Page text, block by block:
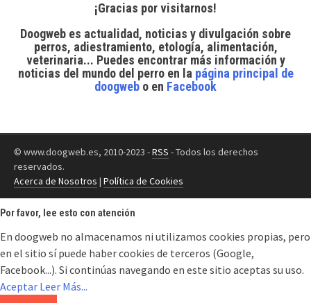
¡Gracias por visitarnos!
Doogweb es actualidad, noticias y divulgación sobre
perros, adiestramiento, etología, alimentación,
veterinaria... Puedes encontrar más información y
noticias del mundo del perroen la página principal de
doogweb o en Facebook
© www.doogweb.es, 2010-2023 -RSS - Todos los derechos
reservados.
Acerca de Nosotros | Política de Cookies
Por favor, lee esto con atención
En doogweb no almacenamos ni utilizamos cookies propias, pero
en el sitio sí puede haber cookies de terceros (Google,
Facebook...). Si continúas navegando en este sitio aceptas su uso.
Aceptar Leer Más...